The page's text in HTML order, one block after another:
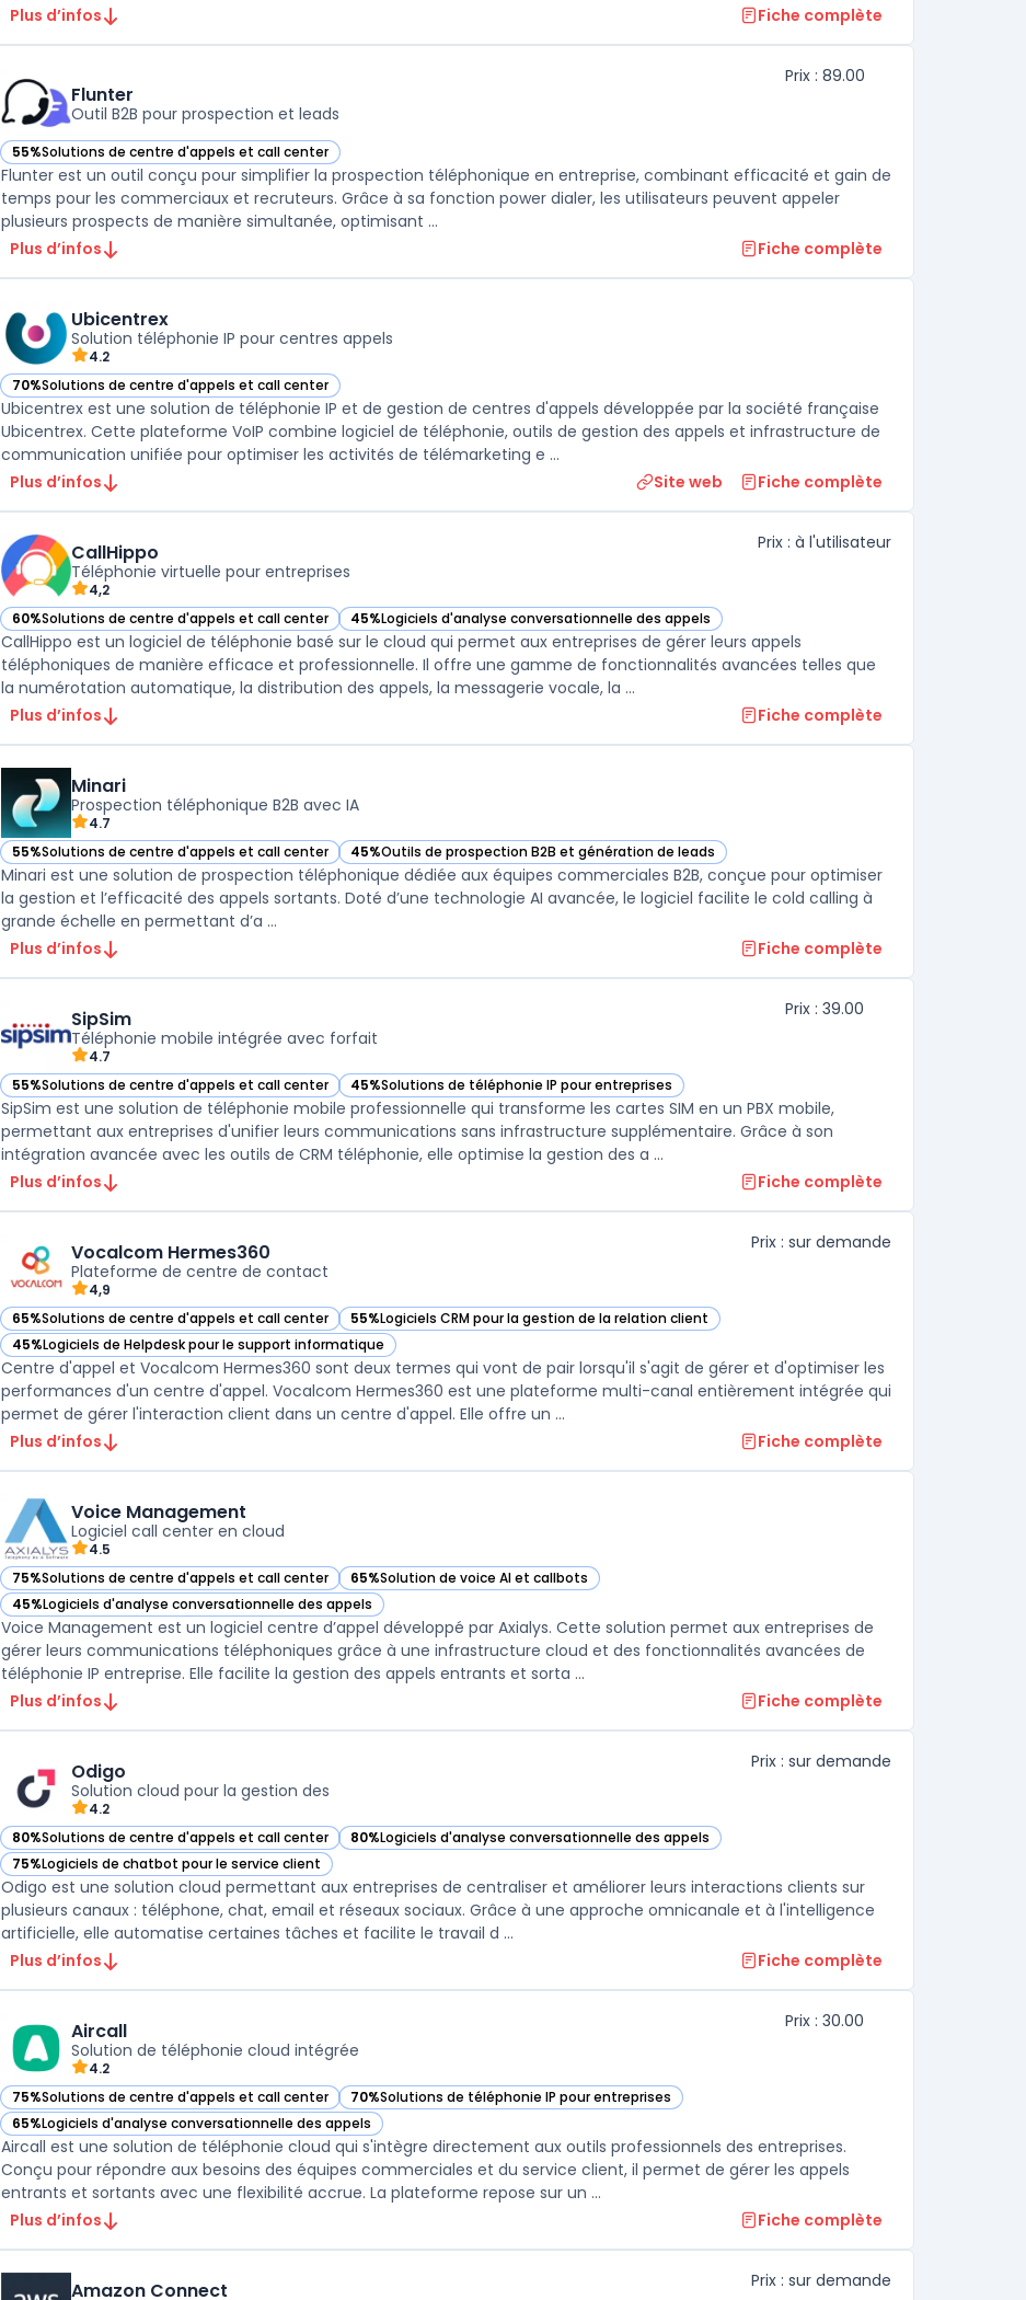
Plus d’infos
Fiche complète
Flunter
Outil B2B pour prospection et leads
Prix : 89.00
55%Solutions de centre d'appels et call center
— voir Flunter dans cette catégorie
Flunter est un outil conçu pour simplifier la prospection téléphonique en entreprise, combinant efficacité et gain de
temps pour les commerciaux et recruteurs. Grâce à sa fonction power dialer, les utilisateurs peuvent appeler
plusieurs prospects de manière simultanée, optimisant ...
Plus d’infos
Fiche complète
Ubicentrex
Solution téléphonie IP pour centres appels
4.2
70%Solutions de centre d'appels et call center
— voir Ubicentrex dans cette catégorie
Ubicentrex est une solution de téléphonie IP et de gestion de centres d'appels développée par la société française
Ubicentrex. Cette plateforme VoIP combine logiciel de téléphonie, outils de gestion des appels et infrastructure de
communication unifiée pour optimiser les activités de télémarketing e ...
Plus d’infos
Site web Fiche complète
CallHippo
Téléphonie virtuelle pour entreprises
4,2
Prix : à l'utilisateur
60%Solutions de centre d'appels et call center
— voir CallHippo dans cette catégorie 45%Logiciels d'analyse conversationnelle des appels
— voir CallHippo dans cette catégorie
CallHippo est un logiciel de téléphonie basé sur le cloud qui permet aux entreprises de gérer leurs appels
téléphoniques de manière efficace et professionnelle. Il offre une gamme de fonctionnalités avancées telles que
la numérotation automatique, la distribution des appels, la messagerie vocale, la ...
Plus d’infos
Fiche complète
Minari
Prospection téléphonique B2B avec IA
4.7
55%Solutions de centre d'appels et call center
— voir Minari dans cette catégorie 45%Outils de prospection B2B et génération de leads
— voir Minari dans cette catégorie
Minari est une solution de prospection téléphonique dédiée aux équipes commerciales B2B, conçue pour optimiser
la gestion et l’efficacité des appels sortants. Doté d’une technologie AI avancée, le logiciel facilite le cold calling à
grande échelle en permettant d’a ...
Plus d’infos
Fiche complète
SipSim
Téléphonie mobile intégrée avec forfait
4.7
Prix : 39.00
55%Solutions de centre d'appels et call center
— voir SipSim dans cette catégorie 45%Solutions de téléphonie IP pour entreprises
— voir SipSim dans cette catégorie
SipSim est une solution de téléphonie mobile professionnelle qui transforme les cartes SIM en un PBX mobile,
permettant aux entreprises d'unifier leurs communications sans infrastructure supplémentaire. Grâce à son
intégration avancée avec les outils de CRM téléphonie, elle optimise la gestion des a ...
Plus d’infos
Fiche complète
Vocalcom Hermes360
Plateforme de centre de contact
4,9
Prix : sur demande
65%Solutions de centre d'appels et call center
— voir Vocalcom Hermes360 dans cette catégorie55%Logiciels CRM pour la gestion de la relation client
— voir Vocalcom Hermes360 dans cette catégorie
45%Logiciels de Helpdesk pour le support informatique
— voir Vocalcom Hermes360 dans cette catégorie
Centre d'appel et Vocalcom Hermes360 sont deux termes qui vont de pair lorsqu'il s'agit de gérer et d'optimiser les
performances d'un centre d'appel. Vocalcom Hermes360 est une plateforme multi-canal entièrement intégrée qui
permet de gérer l'interaction client dans un centre d'appel. Elle offre un ...
Plus d’infos
Fiche complète
Voice Management
Logiciel call center en cloud
4.5
75%Solutions de centre d'appels et call center
— voir Voice Management dans cette catégorie 65%Solution de voice AI et callbots
— voir Voice Management dans cette catégorie
45%Logiciels d'analyse conversationnelle des appels
— voir Voice Management dans cette catégorie
Voice Management est un logiciel centre d’appel développé par Axialys. Cette solution permet aux entreprises de
gérer leurs communications téléphoniques grâce à une infrastructure cloud et des fonctionnalités avancées de
téléphonie IP entreprise. Elle facilite la gestion des appels entrants et sorta ...
Plus d’infos
Fiche complète
Odigo
Solution cloud pour la gestion des
4.2
Prix : sur demande
80%Solutions de centre d'appels et call center
— voir Odigo dans cette catégorie 80%Logiciels d'analyse conversationnelle des appels
— voir Odigo dans cette catégorie
75%Logiciels de chatbot pour le service client
— voir Odigo dans cette catégorie
Odigo est une solution cloud permettant aux entreprises de centraliser et améliorer leurs interactions clients sur
plusieurs canaux : téléphone, chat, email et réseaux sociaux. Grâce à une approche omnicanale et à l'intelligence
artificielle, elle automatise certaines tâches et facilite le travail d ...
Plus d’infos
Fiche complète
Aircall
Solution de téléphonie cloud intégrée
4.2
Prix : 30.00
75%Solutions de centre d'appels et call center
— voir Aircall dans cette catégorie 70%Solutions de téléphonie IP pour entreprises
— voir Aircall dans cette catégorie
65%Logiciels d'analyse conversationnelle des appels
— voir Aircall dans cette catégorie
Aircall est une solution de téléphonie cloud qui s'intègre directement aux outils professionnels des entreprises.
Conçu pour répondre aux besoins des équipes commerciales et du service client, il permet de gérer les appels
entrants et sortants avec une flexibilité accrue. La plateforme repose sur un ...
Plus d’infos
Fiche complète
Amazon Connect Prix : sur demande